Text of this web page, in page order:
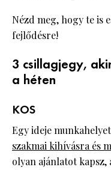
Nézd meg, hogy te is
fejlődésre!
3 csillagjegy,
a héten
KOS
Egy ideje
szakmai kihívásra és
olyan ajánlatot